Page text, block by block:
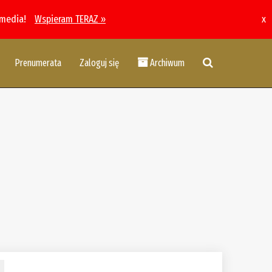
Wspieram TERAZ » x
Prenumerata Zaloguj się Archiwum